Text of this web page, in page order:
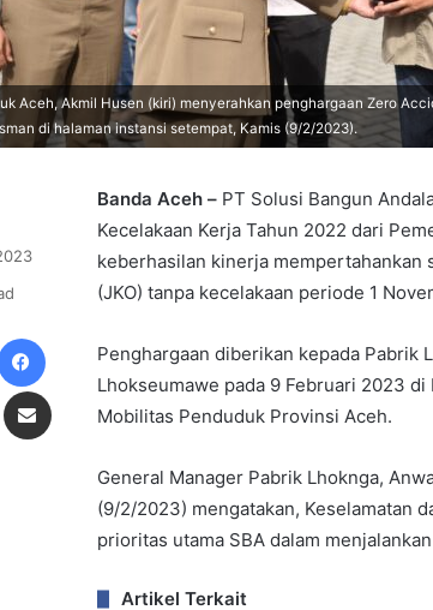
Aceh, Akmil Husen (kiri) menyerahkan penghargaan Zero
di halaman instansi setempat, Kamis (9/2/2023).
Banda Aceh – PT Solusi Bangun
Kecelakaan Kerja Tahun 2022 dari
keberhasilan kinerja mempertahankan
(JKO) tanpa kecelakaan periode 1
Penghargaan diberikan kepada Pabrik
Lhokseumawe pada 9 Februari 2023 di
Mobilitas Penduduk Provinsi Aceh.
General Manager Pabrik Lhoknga,
(9/2/2023) mengatakan, Keselamatan
prioritas utama SBA dalam
Artikel Terkait
Messenger